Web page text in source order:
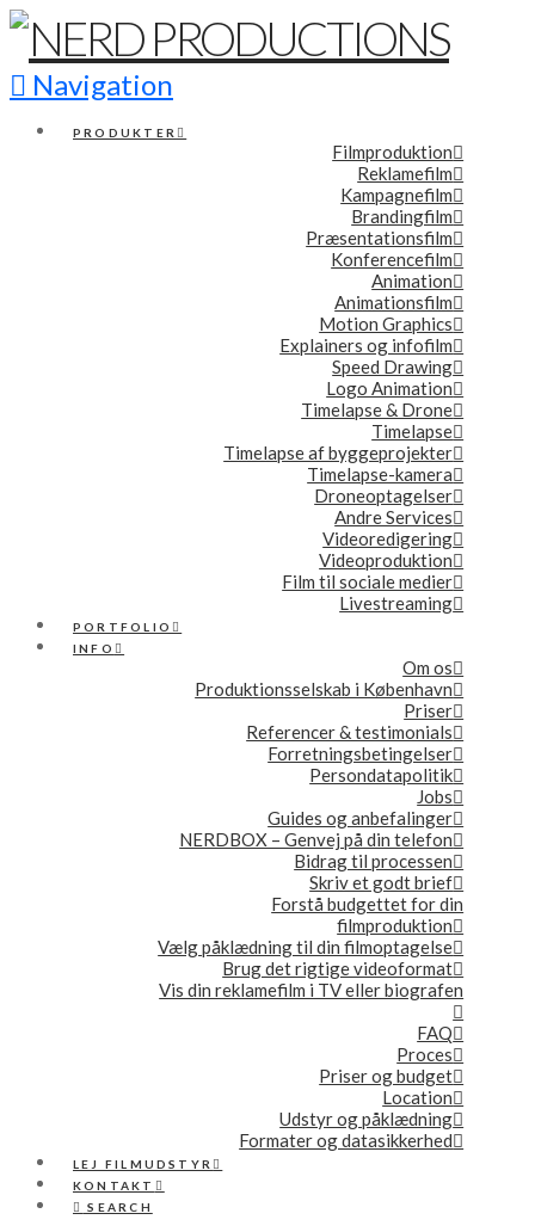
Navigation
PRODUKTER
Filmproduktion
Reklamefilm
Kampagnefilm
Brandingfilm
Præsentationsfilm
Konferencefilm
Animation
Animationsfilm
Motion Graphics
Explainers og infofilm
Speed Drawing
Logo Animation
Timelapse & Drone
Timelapse
Timelapse af byggeprojekter
Timelapse-kamera
Droneoptagelser
Andre Services
Videoredigering
Videoproduktion
Film til sociale medier
Livestreaming
PORTFOLIO
INFO
Om os
Produktionsselskab i København
Priser
Referencer & testimonials
Forretningsbetingelser
Persondatapolitik
Jobs
Guides og anbefalinger
NERDBOX – Genvej på din telefon
Bidrag til processen
Skriv et godt brief
Forstå budgettet for din
filmproduktion
Vælg påklædning til din filmoptagelse
Brug det rigtige videoformat
Vis din reklamefilm i TV eller biografen
FAQ
Proces
Priser og budget
Location
Udstyr og påklædning
Formater og datasikkerhed
LEJ FILMUDSTYR
KONTAKT
SEARCH